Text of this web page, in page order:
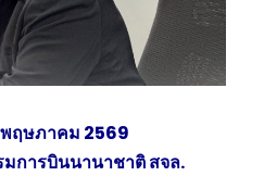
ฤษภาคม 2569
การบินนานาชาติ สจล.